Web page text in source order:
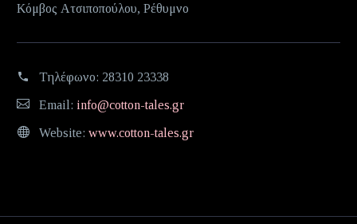
Κόμβος Ατσιποπούλου, Ρέθυμνο
Τηλέφωνο: 28310 23338
Email: info@cotton-tales.gr
Website: www.cotton-tales.gr